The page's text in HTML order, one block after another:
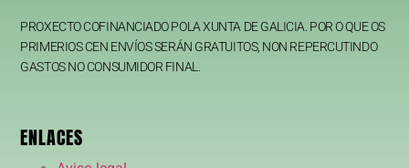
PROXECTO COFINANCIADO POLA XUNTA DE GALICIA. POR O QUE OS
PRIMERIOS CEN ENVÍOS SERÁN GRATUITOS, NON REPERCUTINDO
GASTOS NO CONSUMIDOR FINAL.
ENLACES